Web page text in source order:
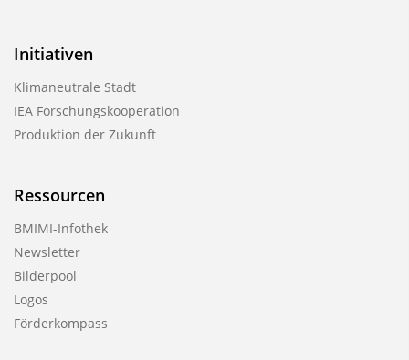
Initiativen
Klimaneutrale Stadt
IEA Forschungskooperation
Produktion der Zukunft
Ressourcen
BMIMI-Infothek
Newsletter
Bilderpool
Logos
Förderkompass